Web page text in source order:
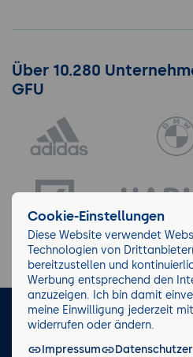
Über 10.280
GFU
LinkedIn
Cookie-Einstellungen
Diese Website verwendet
Technologien von
bereitzustellen und
Werbung entsprechend den
anzuzeigen. Ich bin damit
meine Einwilligung jederzeit
widerrufen oder ändern.
Impressum